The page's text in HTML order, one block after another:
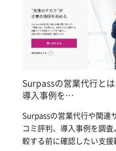
Surpassの営業代行とは
導入事例を…
Surpassの営業代行や関連
コミ評判、導入事例を調
較する前に確認したい支援